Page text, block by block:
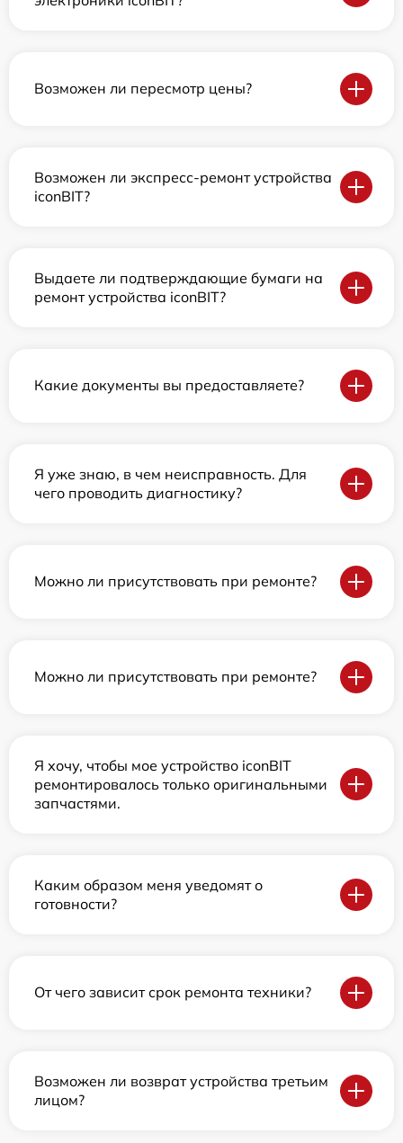
Возможен ли пересмотр цены?
Возможен ли экспресс-ремонт устройства
iconBIT?
Выдаете ли подтверждающие бумаги на
ремонт устройства iconBIT?
Какие документы вы предоставляете?
Я уже знаю, в чем неисправность. Для
чего проводить диагностику?
Можно ли присутствовать при ремонте?
Можно ли присутствовать при ремонте?
Я хочу, чтобы мое устройство iconBIT
ремонтировалось только оригинальными
запчастями.
Каким образом меня уведомят о
готовности?
От чего зависит срок ремонта техники?
Возможен ли возврат устройства третьим
лицом?